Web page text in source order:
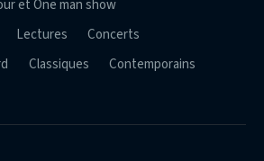
et One man show
Lectures
Concerts
Classiques
Contemporains